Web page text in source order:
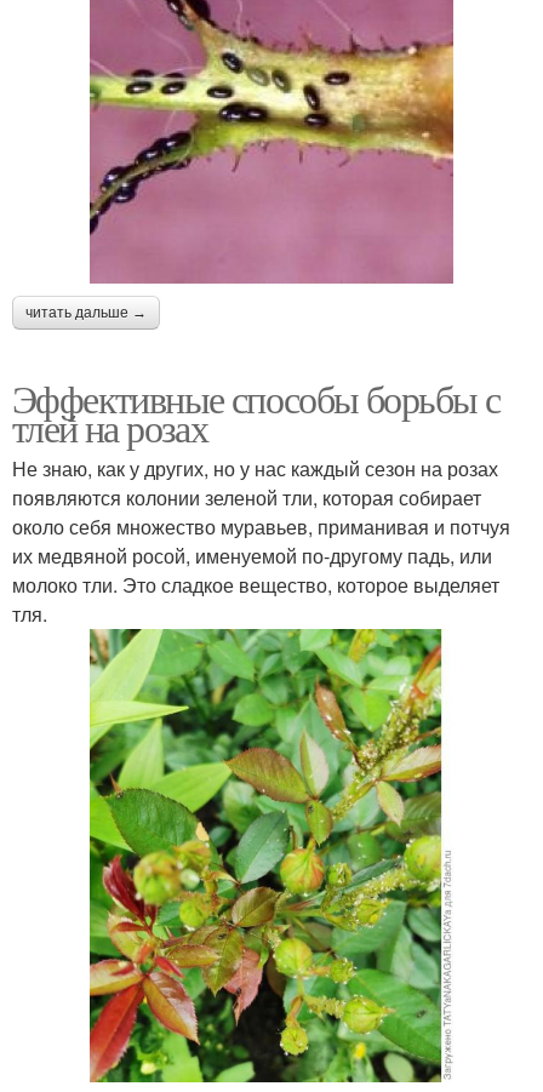
читать дальше →
Эффективные способы борьбы с
тлей на розах
Не знаю, как у других, но у нас каждый сезон на розах
появляются колонии зеленой тли, которая собирает
около себя множество муравьев, приманивая и потчуя
их медвяной росой, именуемой по-другому падь, или
молоко тли. Это сладкое вещество, которое выделяет
тля.